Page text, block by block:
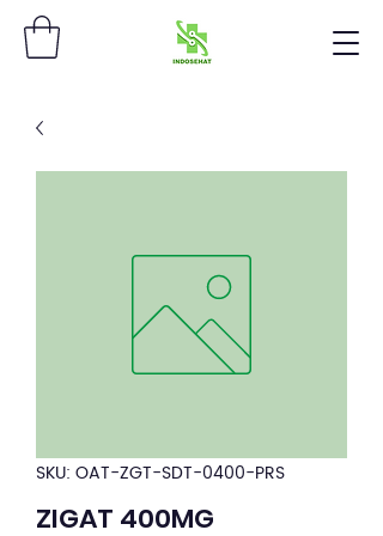
SKU: OAT-ZGT-SDT-0400-PRS
ZIGAT 400MG